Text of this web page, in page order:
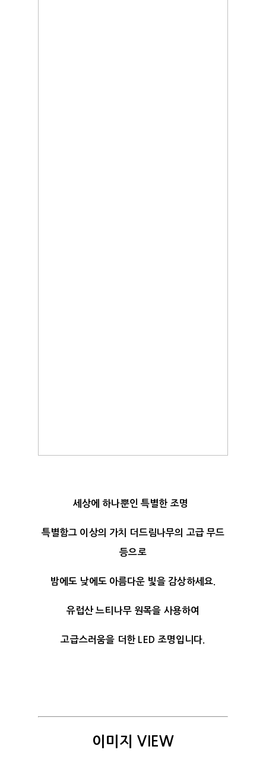
세상에 하나뿐인 특별한 조명
특별함그 이상의 가치 더드림나무의 고급 무드
등으로
밤에도 낮에도 아름다운 빛을 감상하세요.
유럽산 느티나무 원목을 사용하여
고급스러움을 더한 LED 조명입니다.
이미지 VIEW